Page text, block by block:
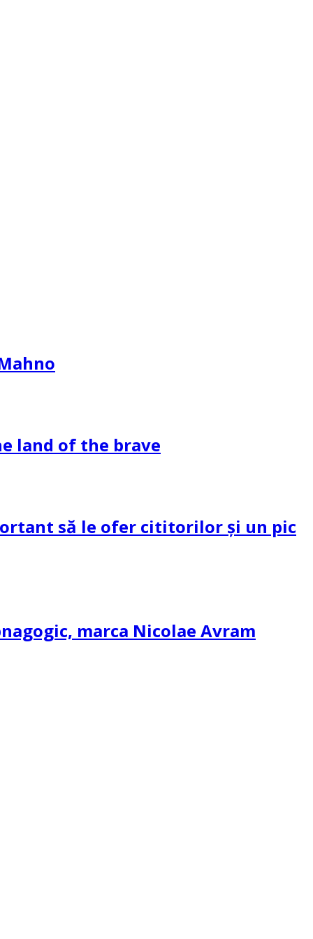
land of the brave
să le ofer cititorilor și un pic
marca Nicolae Avram